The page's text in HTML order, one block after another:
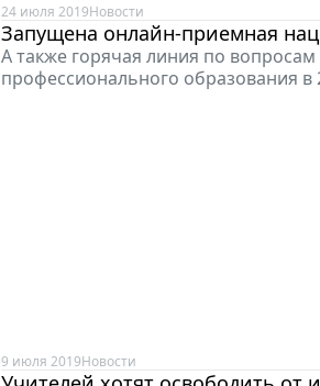
24 июля 2019Новости
Запущена онлайн-приемная
А также горячая линия по
профессионального образования в
9 июля 2019Новости